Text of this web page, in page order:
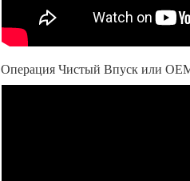
Операция Чистый Впуск или